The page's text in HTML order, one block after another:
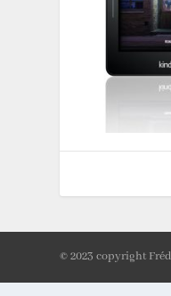
© 2023 copyright